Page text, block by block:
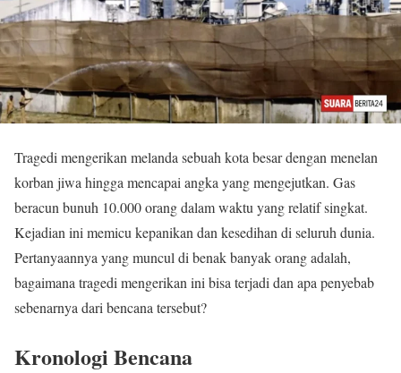
Tragedi mengerikan melanda sebuah kota besar dengan menelan
korban jiwa hingga mencapai angka yang mengejutkan. Gas
beracun bunuh 10.000 orang dalam waktu yang relatif singkat.
Kejadian ini memicu kepanikan dan kesedihan di seluruh dunia.
Pertanyaannya yang muncul di benak banyak orang adalah,
bagaimana tragedi mengerikan ini bisa terjadi dan apa penyebab
sebenarnya dari bencana tersebut?
Kronologi Bencana